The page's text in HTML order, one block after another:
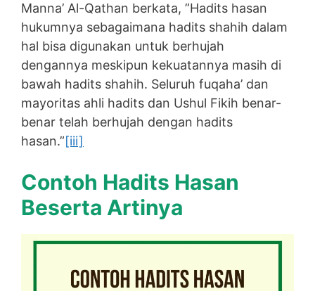
Manna’ Al-Qathan berkata, ”Hadits hasan
hukumnya sebagaimana hadits shahih dalam
hal bisa digunakan untuk berhujah
dengannya meskipun kekuatannya masih di
bawah hadits shahih. Seluruh fuqaha’ dan
mayoritas ahli hadits dan Ushul Fikih benar-
benar telah berhujah dengan hadits
hasan.”[iii]
Contoh Hadits Hasan
Beserta Artinya